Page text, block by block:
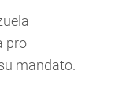
pro
mandato.